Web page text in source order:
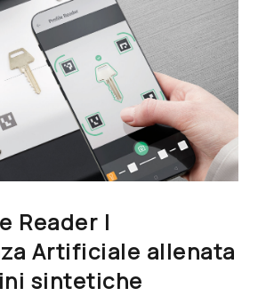
Reader |
Artificiale allenata
sintetiche